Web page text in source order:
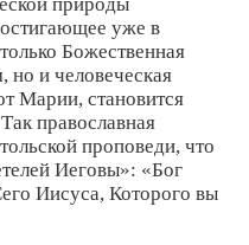
уже в
Божественная
и человеческая
Марии, становится
православная
проповеди, что
Иеговы»: «Бог
Иисуса, Которого вы